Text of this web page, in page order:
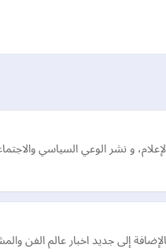
و نشر الوعي السياسي
إلى جديد اخبار عالم الفن